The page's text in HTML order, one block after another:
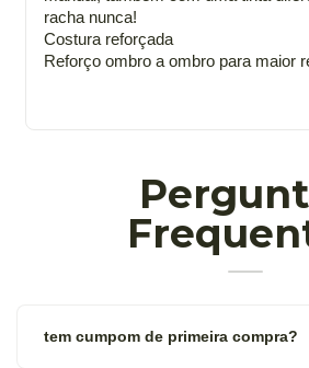
racha nunca!
Costura reforçada
Reforço ombro a ombro para maior
tem cumpom de primeira compra?